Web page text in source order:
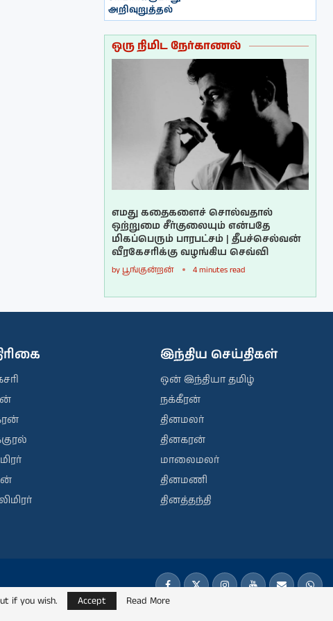
அறிவுறுத்தல்
ஒரு நிமிட நேர்காணல்
எமது கதைகளைச் சொல்வதால்
ஒற்றுமை சீர்குலையும் என்பதே
மிகப்பெரும் பாரபட்சம் | தீபச்செல்வன்
வீரகேசரிக்கு வழங்கிய செவ்வி
by பூங்குன்றன் 4 minutes read
இந்திய செய்திகள்
ஒன் இந்தியா தமிழ்
நக்கீரன்
தினமலர்
தினகரன்
மாலைமலர்
தினமணி
தினத்தந்தி
if you wish.
Accept Read More